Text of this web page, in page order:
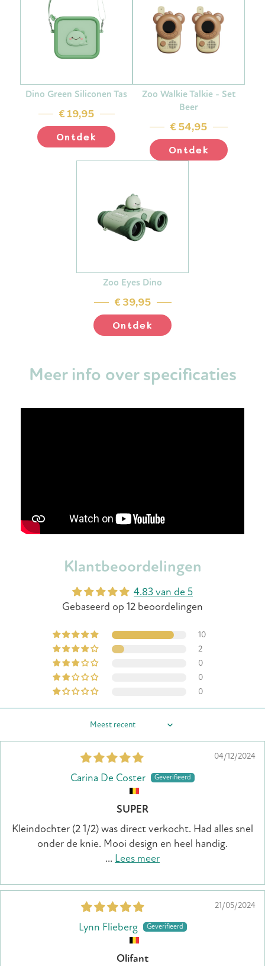
Dino Green Siliconen Tas
€ 19,95
Ontdek
Zoo Walkie Talkie - Set
Beer
€ 54,95
Ontdek
Zoo Eyes Dino
€ 39,95
Ontdek
Meer info over specificaties
Klantbeoordelingen
4.83 van de 5
Gebaseerd op 12 beoordelingen
10
2
0
0
0
Sort by
04/12/2024
Carina De Coster
SUPER
Kleindochter (2 1/2) was direct verkocht. Had alles snel
onder de knie. Mooi design en heel handig.
... Lees meer
21/05/2024
Lynn Flieberg
Olifant